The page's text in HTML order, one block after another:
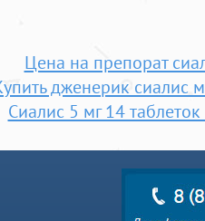
Цена на препорат
дженерик сиалис
Сиалис 5 мг 14